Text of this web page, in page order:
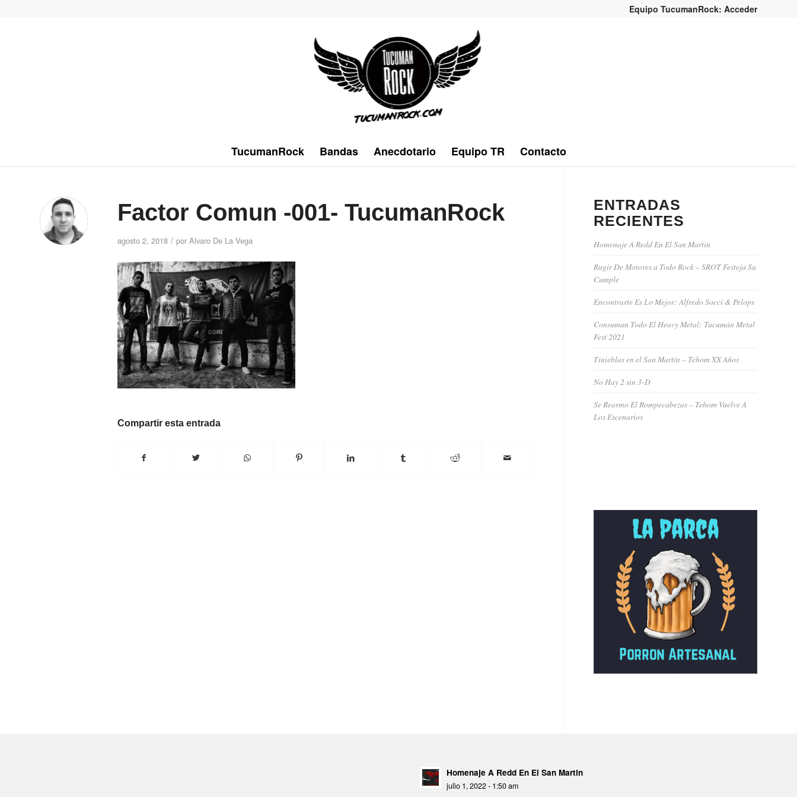
Equipo TucumanRock: Acceder
TucumanRock Bandas Anecdotario Equipo TR Contacto
Factor Comun -001- TucumanRock
agosto 2, 2018 / por Alvaro De La Vega
Compartir esta entrada
ENTRADAS
RECIENTES
Homenaje A Redd En El San Martin
Rugir De Motores a Todo Rock – SROT Festeja Su
Cumple
Encontrarte Es Lo Mejor: Alfredo Socci & Pelops
Consuman Todo El Heavy Metal: Tucumán Metal
Fest 2021
Tinieblas en el San Martín – Tehom XX Años
No Hay 2 sin 3-D
Se Rearmo El Rompecabezas – Tehom Vuelve A
Los Escenarios
Homenaje A Redd En El San Martin
julio 1, 2022 - 1:50 am